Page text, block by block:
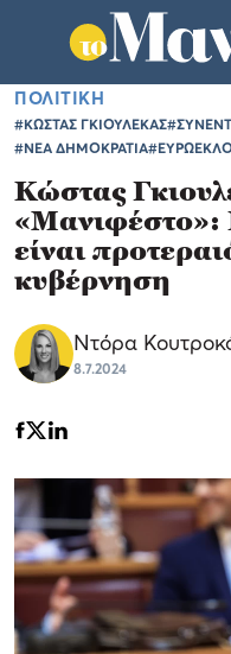
ΠΟΛΙΤΙΚΗ
#ΚΩΣΤΑΣ ΓΚΙΟΥΛΕΚΑΣ
#ΝΕΑ ΔΗΜΟΚΡΑΤΙΑ
Κώστας
«Μανιφέστο»:
είναι
κυβέρνηση
Ντόρα
8.7.2024